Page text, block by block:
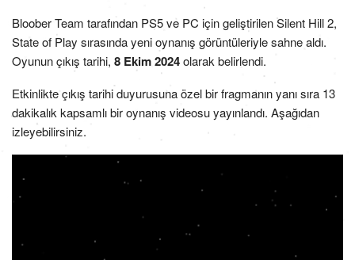
Bloober Team tarafından PS5 ve PC için geliştirilen Silent Hill 2,
State of Play sırasında yeni oynanış görüntüleriyle sahne aldı.
Oyunun çıkış tarihi, 8 Ekim 2024olarak belirlendi.
Etkinlikte çıkış tarihi duyurusuna özel bir fragmanın yanı sıra 13
dakikalık kapsamlı bir oynanış videosu yayınlandı. Aşağıdan
izleyebilirsiniz.